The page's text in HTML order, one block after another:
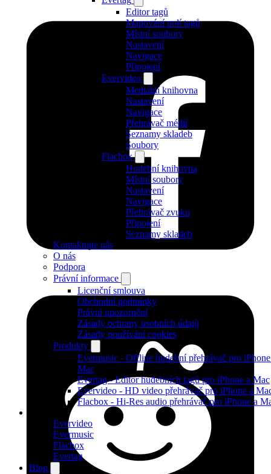
Editor tagů
Mapování polí tagů
Místní soubory
Nastavení
Navigace
Připojení
Evervideo
Mediální knihovna
Nastavení
Navigace
Přehrávač médií
Seznamy skladeb
Soubory
Flacbox
Hudební knihovna
Místní soubory
Nastavení
Navigace
Přehrávač zvuku
Připojení
Seznamy skladeb
Kontaktujte nás
O nás
Podpora
Právní informace
Licenční smlouva
Obchodní podmínky
Právní upozornění
Zásady ochrany osobních údajů
Zásady používání cookies
Produkty
Evermusic - Offline hudební přehrávač pro
Mac
Evertag - Editor hudebních tagů pro iPhone a Mac
Evervideo - HD video přehrávač pro iPhone a
Flacbox - Hi-Res audio přehrávač pro iPhone a
Evervideo
Evermusic
Flacbox
Evertag
Blog